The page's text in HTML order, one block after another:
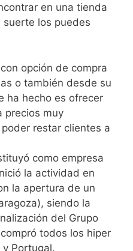
en una tienda
los puedes
opción de compra
o también desde su
ha hecho es ofrecer
precios muy
restar clientes a
como empresa
la actividad en
la apertura de un
siendo la
del Grupo
todos los hiper
Portugal.